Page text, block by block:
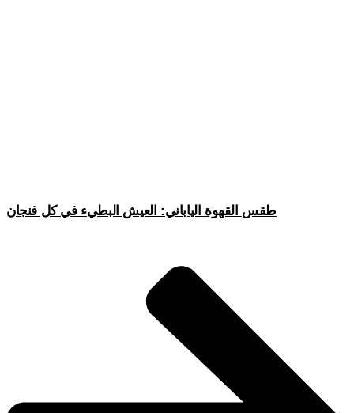
طقس القهوة الياباني: العيش البطيء في كل فنجان